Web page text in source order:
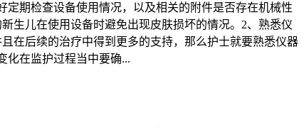
期检查设备使用情况，以及相关的附件是否存在机械性
生儿在使用设备时避免出现皮肤损坏的情况。2、熟悉仪
在后续的治疗中得到更多的支持，那么护士就要熟悉仪器
化在监护过程当中要确...